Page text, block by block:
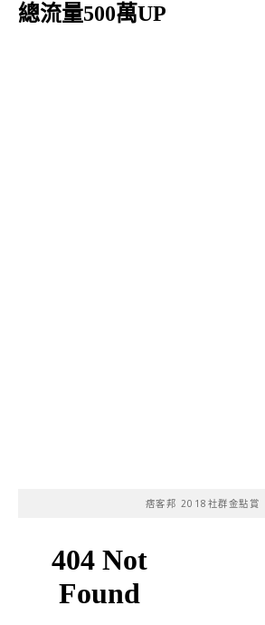
總流量500萬UP
痞客邦 2018社群金點賞